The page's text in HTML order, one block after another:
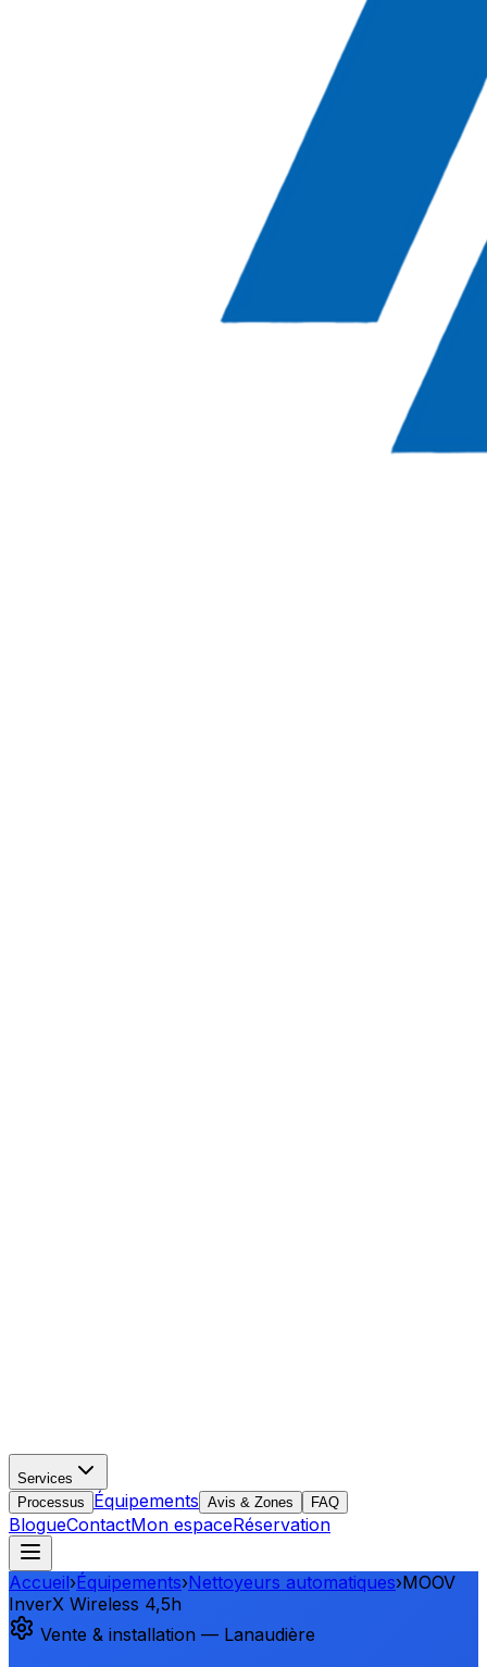
Services
Processus
Équipements Avis & Zones FAQ
BlogueContactMon espaceRéservation
Accueil›Équipements›Nettoyeurs automatiques›MOOV
InverX Wireless 4,5h
Vente & installation — Lanaudière